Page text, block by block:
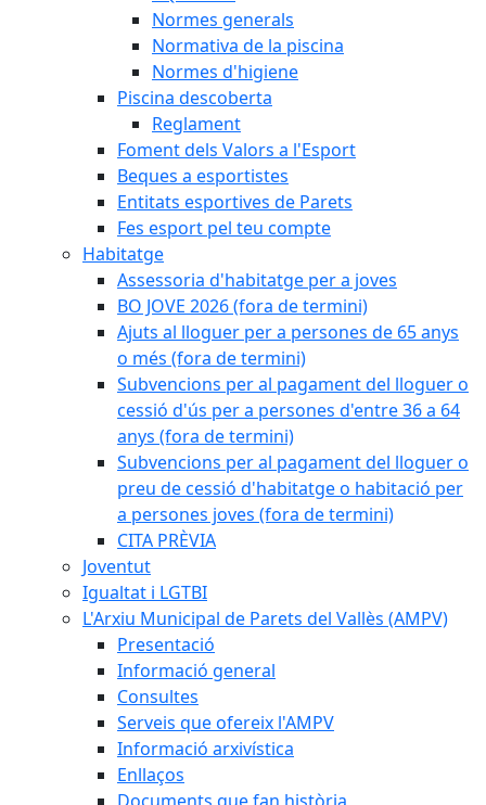
Normes generals
Normativa de la piscina
Normes d'higiene
Piscina descoberta
Reglament
Foment dels Valors a l'Esport
Beques a esportistes
Entitats esportives de Parets
Fes esport pel teu compte
Habitatge
Assessoria d'habitatge per a joves
BO JOVE 2026 (fora de termini)
Ajuts al lloguer per a persones de 65 anys
o més (fora de termini)
Subvencions per al pagament del lloguer o
cessió d'ús per a persones d'entre 36 a 64
anys (fora de termini)
Subvencions per al pagament del lloguer o
preu de cessió d'habitatge o habitació per
a persones joves (fora de termini)
CITA PRÈVIA
Joventut
Igualtat i LGTBI
L'Arxiu Municipal de Parets del Vallès (AMPV)
Presentació
Informació general
Consultes
Serveis que ofereix l'AMPV
Informació arxivística
Enllaços